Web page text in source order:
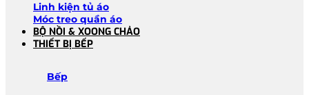
Linh kiện tủ áo
Móc treo quần áo
BỘ NỒI & XOONG CHẢO
THIẾT BỊ BẾP
Bếp